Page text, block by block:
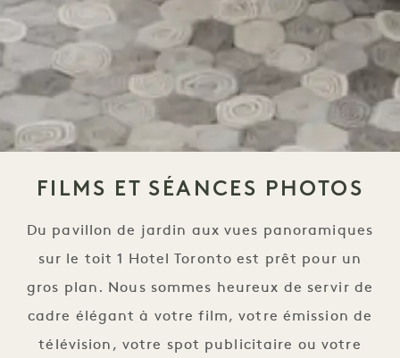
FILMS ET SÉANCES PHOTOS
Du pavillon de jardin aux vues panoramiques
sur le toit 1 Hotel Toronto est prêt pour un
gros plan. Nous sommes heureux de servir de
cadre élégant à votre film, votre émission de
télévision, votre spot publicitaire ou votre